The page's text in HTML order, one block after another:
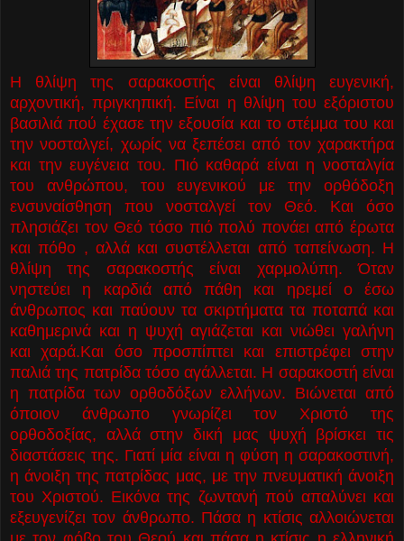
Η θλίψη της σαρακοστής είναι θλίψη ευγενική,
αρχοντική, πριγκηπική. Είναι η θλίψη του εξόριστου
βασιλιά πού έχασε την εξουσία και το στέμμα του και
την νοσταλγεί, χωρίς να ξεπέσει από τον χαρακτήρα
και την ευγένεια του. Πιό καθαρά είναι η νοσταλγία
του ανθρώπου, του ευγενικού με την ορθόδοξη
ενσυναίσθηση που νοσταλγεί τον Θεό. Και όσο
πλησιάζει τον Θεό τόσο πιό πολύ πονάει από έρωτα
και πόθο , αλλά και συστέλλεται από ταπείνωση. Η
θλίψη της σαρακοστής είναι χαρμολύπη. Όταν
νηστεύει η καρδιά από πάθη και ηρεμεί ο έσω
άνθρωπος και παύουν τα σκιρτήματα τα ποταπά και
καθημερινά και η ψυχή αγιάζεται και νιώθει γαλήνη
και χαρά.Και όσο προσπίπτει και επιστρέφει στην
παλιά της πατρίδα τόσο αγάλλεται. Η σαρακοστή είναι
η πατρίδα των ορθοδόξων ελλήνων. Βιώνεται από
όποιον άνθρωπο γνωρίζει τον Χριστό της
ορθοδοξίας, αλλά στην δική μας ψυχή βρίσκει τις
διαστάσεις της. Γιατί μία είναι η φύση η σαρακοστινή,
η άνοιξη της πατρίδας μας, με την πνευματική άνοιξη
του Χριστού. Εικόνα της ζωντανή πού απαλύνει και
εξευγενίζει τον άνθρωπο. Πάσα η κτίσις αλλοιώνεται